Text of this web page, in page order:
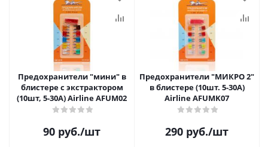
Предохранители "мини" в
блистере с экстрактором
(10шт, 5-30А) Airline AFUM02
90 руб./шт
Предохранители "МИКРО 2"
в блистере (10шт. 5-30А)
Airline AFUMK07
290 руб./шт